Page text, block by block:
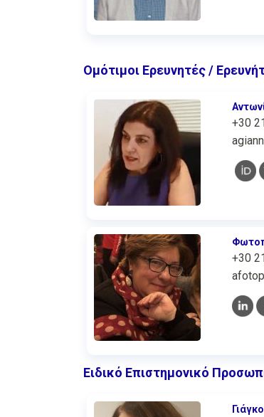
Ομότιμοι Ερευνητές /
+30
+30
Ειδικό Επιστημονικό